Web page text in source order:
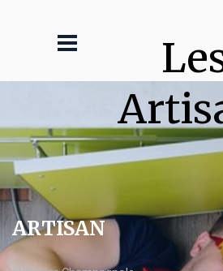
ARTISAN